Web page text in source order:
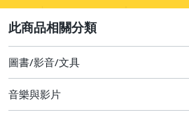
國語光碟
圖書/影音/文具
音樂與影片